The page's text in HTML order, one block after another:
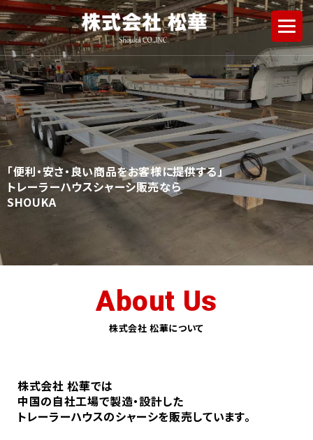
「便利・安さ・良い商品をお客様に提供する」
トレーラーハウスシャーシ販売なら
SHOUKA
About Us
株式会社 松華について
株式会社 松華では
中国の自社工場で製造・設計した
トレーラーハウスのシャーシを販売しています。